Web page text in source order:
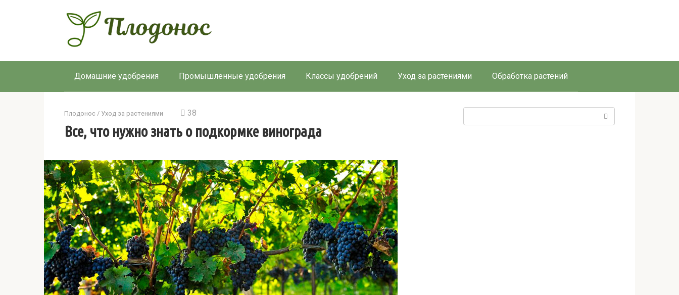
Домашние удобрения Промышленные удобрения Классы удобрений Уход за растениями Обработка растений
Плодонос / Уход за растениями 38
Все, что нужно знать о подкормке винограда